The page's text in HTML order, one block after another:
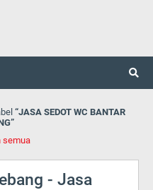
JASA SEDOT WC BANTAR
semua
- Jasa